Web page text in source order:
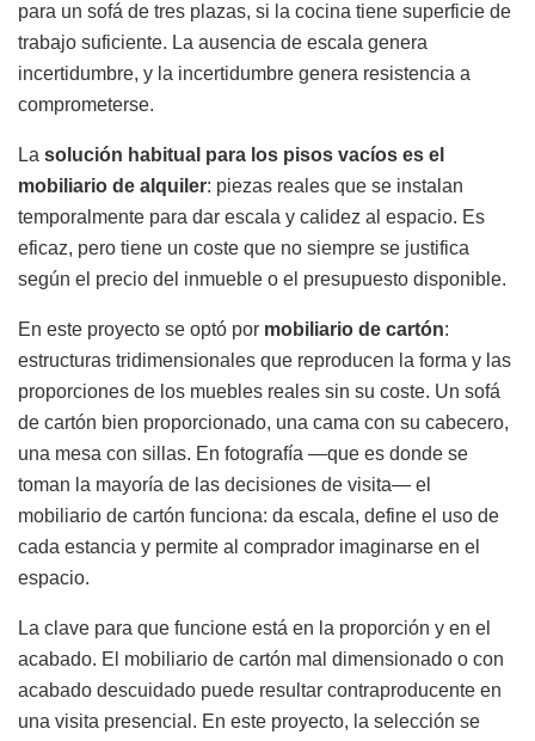
para un sofá de tres plazas, si la cocina tiene superficie de
trabajo suficiente. La ausencia de escala genera
incertidumbre, y la incertidumbre genera resistencia a
comprometerse.
La solución habitual para los pisos vacíos es el
mobiliario de alquiler: piezas reales que se instalan
temporalmente para dar escala y calidez al espacio. Es
eficaz, pero tiene un coste que no siempre se justifica
según el precio del inmueble o el presupuesto disponible.
En este proyecto se optó por mobiliario de cartón:
estructuras tridimensionales que reproducen la forma y las
proporciones de los muebles reales sin su coste. Un sofá
de cartón bien proporcionado, una cama con su cabecero,
una mesa con sillas. En fotografía —que es donde se
toman la mayoría de las decisiones de visita— el
mobiliario de cartón funciona: da escala, define el uso de
cada estancia y permite al comprador imaginarse en el
espacio.
La clave para que funcione está en la proporción y en el
acabado. El mobiliario de cartón mal dimensionado o con
acabado descuidado puede resultar contraproducente en
una visita presencial. En este proyecto, la selección se